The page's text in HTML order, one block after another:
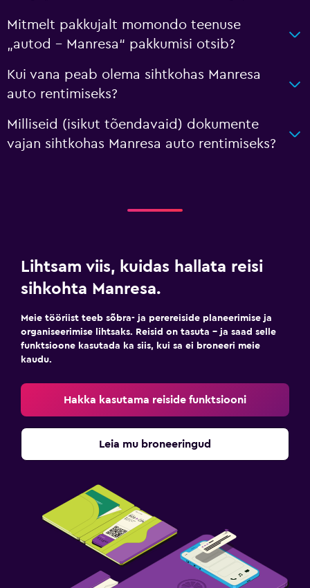
Mitmelt pakkujalt momondo teenuse
„autod – Manresa“ pakkumisi otsib?
Kui vana peab olema sihtkohas Manresa
auto rentimiseks?
Milliseid (isikut tõendavaid) dokumente
vajan sihtkohas Manresa auto rentimiseks?
Lihtsam viis, kuidas hallata reisi
sihkohta Manresa.
Meie tööriist teeb sõbra- ja perereiside planeerimise ja
organiseerimise lihtsaks. Reisid on tasuta – ja saad selle
funktsioone kasutada ka siis, kui sa ei broneeri meie
kaudu.
Hakka kasutama reiside funktsiooni
Leia mu broneeringud